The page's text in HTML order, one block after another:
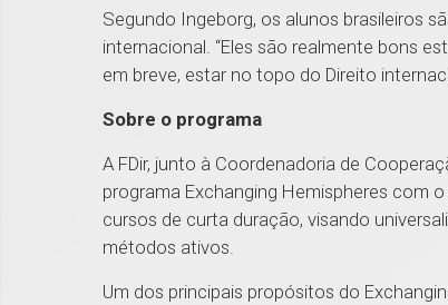
Segundo Ingeborg, os alunos brasileiros
internacional. “Eles são realmente bons
em breve, estar no topo do Direito
Sobre o programa
A FDir, junto à Coordenadoria de
programa Exchanging Hemispheres com
cursos de curta duração, visando
métodos ativos.
Um dos principais propósitos do